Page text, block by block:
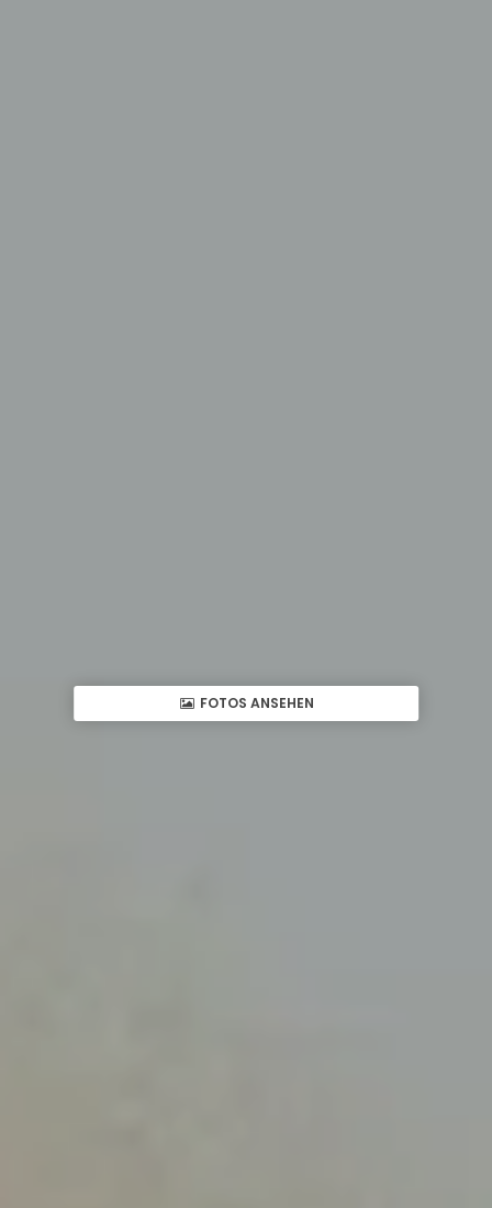
FOTOS ANSEHEN